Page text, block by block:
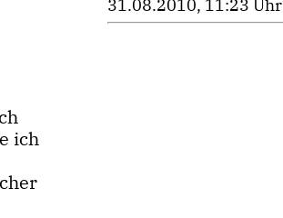
ich
31.08.2010, 11:23 Uhr